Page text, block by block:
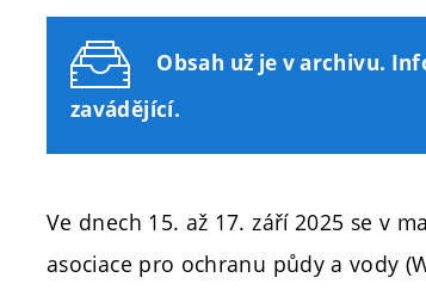
Obsah už je v archivu.
zavádějící.
Ve dnech 15. až 17. září 2025 se v
asociace pro ochranu půdy a vody